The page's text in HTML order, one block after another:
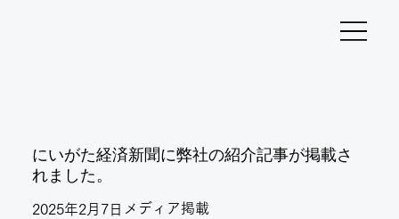
にいがた経済新聞に弊社の紹介記事が掲載さ
れました。
2025年2月7日 メディア掲載